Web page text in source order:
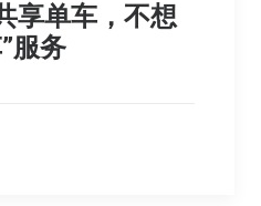
享单车，不想
服务